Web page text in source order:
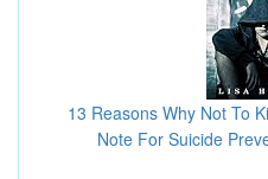
13 Reasons Why Not To
Note For Suicide